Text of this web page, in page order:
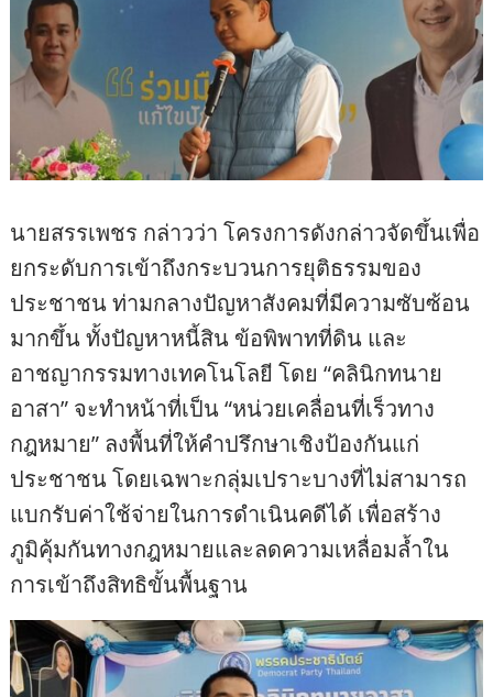
นายสรรเพชร กล่าวว่า โครงการดังกล่าวจัดขึ้นเพื่อ
ยกระดับการเข้าถึงกระบวนการยุติธรรมของ
ประชาชน ท่ามกลางปัญหาสังคมที่มีความซับซ้อน
มากขึ้น ทั้งปัญหาหนี้สิน ข้อพิพาทที่ดิน และ
อาชญากรรมทางเทคโนโลยี โดย “คลินิกทนาย
อาสา” จะทำหน้าที่เป็น “หน่วยเคลื่อนที่เร็วทาง
กฎหมาย” ลงพื้นที่ให้คำปรึกษาเชิงป้องกันแก่
ประชาชน โดยเฉพาะกลุ่มเปราะบางที่ไม่สามารถ
แบกรับค่าใช้จ่ายในการดำเนินคดีได้ เพื่อสร้าง
ภูมิคุ้มกันทางกฎหมายและลดความเหลื่อมล้ำใน
การเข้าถึงสิทธิขั้นพื้นฐาน